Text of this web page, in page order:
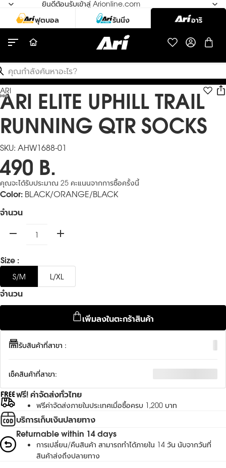
ยินดีต้อนรับเข้าสู่ Arionline.com
นหา
เปิดรูปภาพแบบเต็มหน้าจอ
เปิดรูปภาพแบบเต็มหน้าจอ
เปิดรูปภาพแบบเต็มหน้าจอ
เปิดรูปภาพแบบเต็มหน้าจอ
เปิดรูปภาพแบบเต็มหน้าจอ
เปิดรูปภาพแบบเต็มหน้าจอ
เปิดรูปภาพแบบเต็มหน้าจอ
ARI
ARI ELITE UPHILL TRAIL
RUNNING QTR SOCKS
SKU: AHW1688-01
490 B.
คุณจะได้รับประมาณ 25 คะแนนจากการซื้อครั้งนี้
Color: BLACK/ORANGE/BLACK
จำนวน
ลดจำนวน เพิ่มจำนวน
Color
BLACK/ORANGE/BLACK
Size :
S/M L/XL
จำนวน
เพิ่มลงในตะกร้าสินค้า
รับสินค้าที่สาขา :
เช็คสินค้าที่สาขา:
ฟรี! ค่าจัดส่งทั่วไทย
ฟรีค่าจัดส่งภายในประเทศเมื่อซื้อครบ 1,200 บาท
บริการเก็บเงินปลายทาง
Returnable within 14 days
การเปลี่ยน/คืนสินค้า สามารถทำได้ภายใน 14 วัน นับจากวันที่
สินค้าส่งถึงปลายทาง